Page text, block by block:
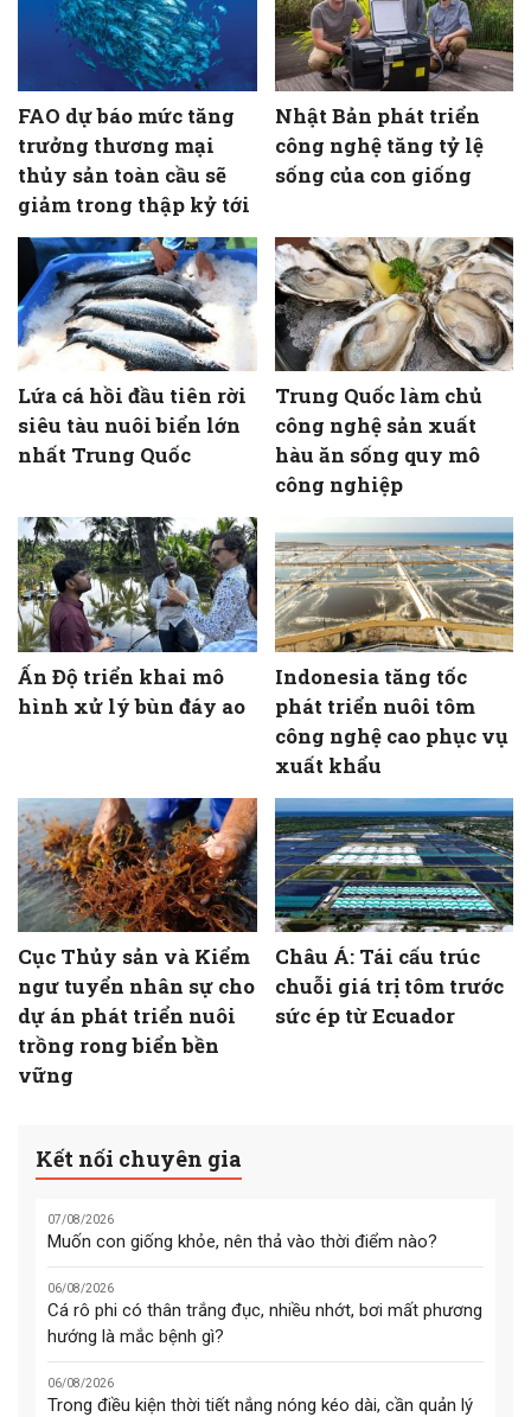
FAO dự báo mức tăng
trưởng thương mại
thủy sản toàn cầu sẽ
giảm trong thập kỷ tới
Nhật Bản phát triển
công nghệ tăng tỷ lệ
sống của con giống
Lứa cá hồi đầu tiên rời
siêu tàu nuôi biển lớn
nhất Trung Quốc
Trung Quốc làm chủ
công nghệ sản xuất
hàu ăn sống quy mô
công nghiệp
Ấn Độ triển khai mô
hình xử lý bùn đáy ao
Indonesia tăng tốc
phát triển nuôi tôm
công nghệ cao phục vụ
xuất khẩu
Cục Thủy sản và Kiểm
ngư tuyển nhân sự cho
dự án phát triển nuôi
trồng rong biển bền
vững
Châu Á: Tái cấu trúc
chuỗi giá trị tôm trước
sức ép từ Ecuador
Kết nối chuyên gia
07/08/2026
Muốn con giống khỏe, nên thả vào thời điểm nào?
06/08/2026
Cá rô phi có thân trắng đục, nhiều nhớt, bơi mất phương
hướng là mắc bệnh gì?
06/08/2026
Trong điều kiện thời tiết nắng nóng kéo dài, cần quản lý